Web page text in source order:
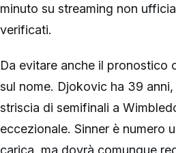
minuto su streaming non
verificati.
Da evitare anche il pronostico
sul nome. Djokovic ha 39
striscia di semifinali a
eccezionale. Sinner è numero